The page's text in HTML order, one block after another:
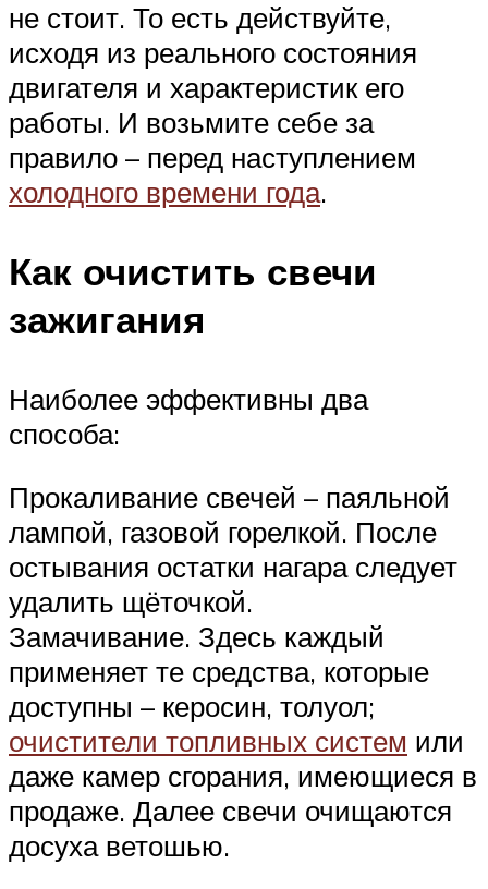
не стоит. То есть действуйте,
исходя из реального состояния
двигателя и характеристик его
работы. И возьмите себе за
правило – перед наступлением
холодного времени года.
Как очистить свечи
зажигания
Наиболее эффективны два
способа:
Прокаливание свечей – паяльной
лампой, газовой горелкой. После
остывания остатки нагара следует
удалить щёточкой.
Замачивание. Здесь каждый
применяет те средства, которые
доступны – керосин, толуол;
очистители топливных систем или
даже камер сгорания, имеющиеся в
продаже. Далее свечи очищаются
досуха ветошью.